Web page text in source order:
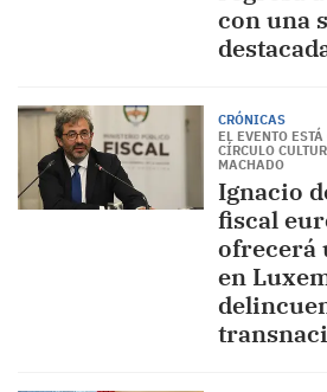
con una
CRÓNICAS
EL EVENTO
CÍRCULO
MACHADO
Ignacio
fiscal
ofrecerá
en